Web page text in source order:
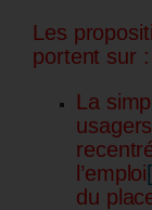
Les
portent sur :
La
l’emploi
du